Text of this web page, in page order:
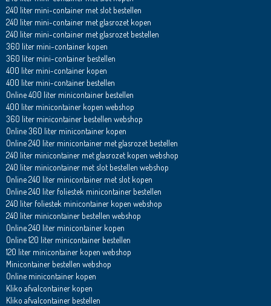
240 liter mini-container met slot bestellen
240 liter mini-container met glasrozet kopen
240 liter mini-container met glasrozet bestellen
360 liter mini-container kopen
360 liter mini-container bestellen
400 liter mini-container kopen
400 liter mini-container bestellen
Online 400 liter minicontainer bestellen
400 liter minicontainer kopen webshop
360 liter minicontainer bestellen webshop
Online 360 liter minicontainer kopen
Online 240 liter minicontainer met glasrozet bestellen
240 liter minicontainer met glasrozet kopen webshop
240 liter minicontainer met slot bestellen webshop
Online 240 liter minicontainer met slot kopen
Online 240 liter foliestek minicontainer bestellen
240 liter foliestek minicontainer kopen webshop
240 liter minicontainer bestellen webshop
Online 240 liter minicontainer kopen
Online 120 liter minicontainer bestellen
120 liter minicontainer kopen webshop
Minicontainer bestellen webshop
Online minicontainer kopen
Kliko afvalcontainer kopen
Kliko afvalcontainer bestellen